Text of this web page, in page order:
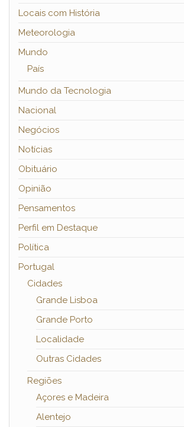
Locais com História
Meteorologia
Mundo
País
Mundo da Tecnologia
Nacional
Negócios
Notícias
Obituário
Opinião
Pensamentos
Perfil em Destaque
Política
Portugal
Cidades
Grande Lisboa
Grande Porto
Localidade
Outras Cidades
Regiões
Açores e Madeira
Alentejo